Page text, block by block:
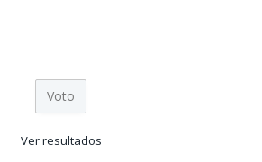
Ver resultados